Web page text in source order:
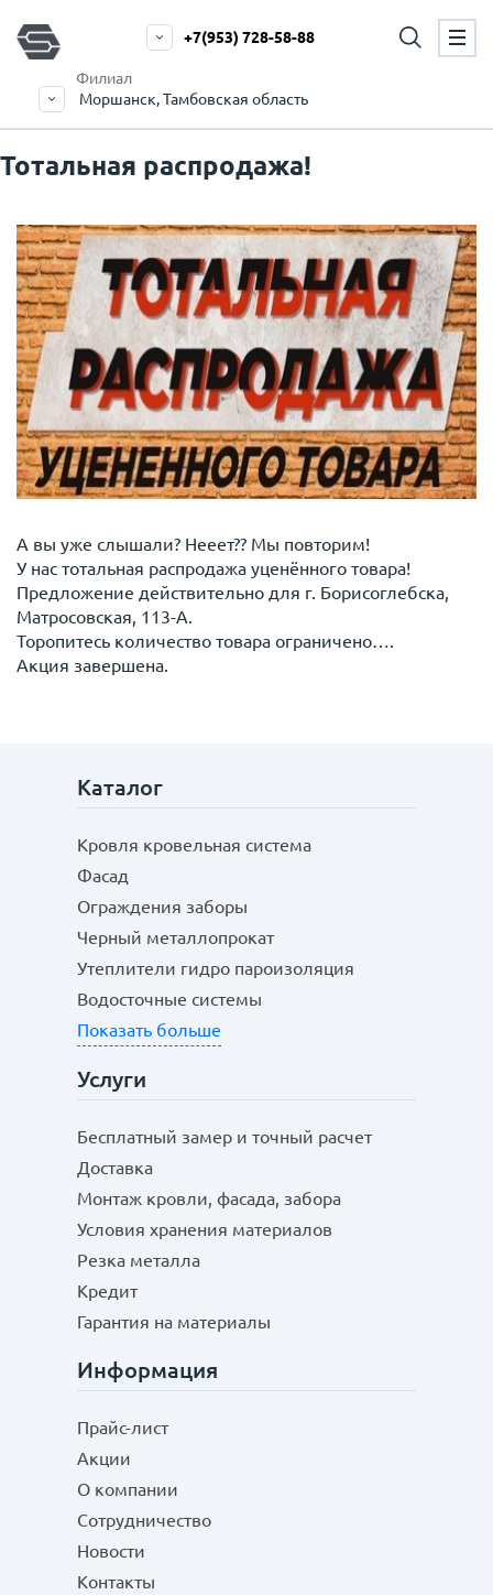
Филиал
Моршанск, Тамбовская область
+7(953) 728-58-88
Тотальная распродажа!
А вы уже слышали? Нееет?? Мы повторим!
У нас тотальная распродажа уценённого товара!
Предложение действительно для г. Борисоглебска,
Матросовская, 113-А.
Торопитесь количество товара ограничено….
Акция завершена.
Каталог
Кровля кровельная система
Фасад
Ограждения заборы
Черный металлопрокат
Утеплители гидро пароизоляция
Водосточные системы
Показать больше
Услуги
Бесплатный замер и точный расчет
Доставка
Монтаж кровли, фасада, забора
Условия хранения материалов
Резка металла
Кредит
Гарантия на материалы
Информация
Прайс-лист
Акции
О компании
Сотрудничество
Новости
Контакты